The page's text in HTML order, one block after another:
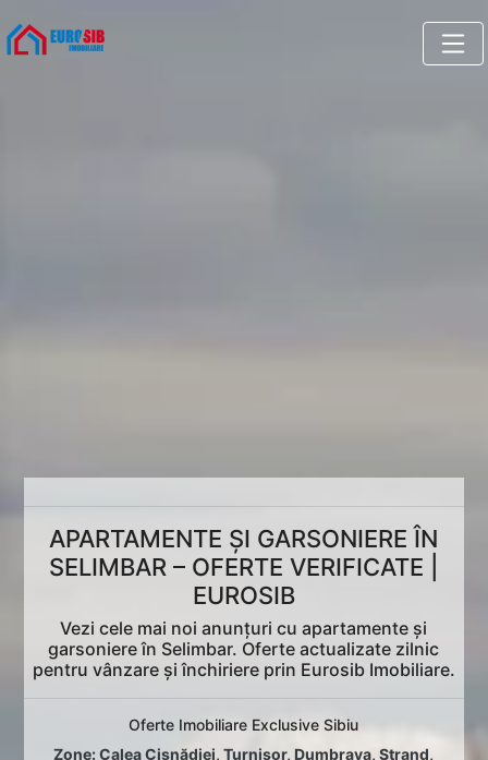
APARTAMENTE ȘI GARSONIERE ÎN
SELIMBAR – OFERTE VERIFICATE |
EUROSIB
Vezi cele mai noi anunțuri cu apartamente și
garsoniere în Selimbar. Oferte actualizate zilnic
pentru vânzare și închiriere prin Eurosib Imobiliare.
Oferte Imobiliare Exclusive Sibiu
Zone:Calea Cisnădiei,Turnișor, Dumbrava,Ștrand,